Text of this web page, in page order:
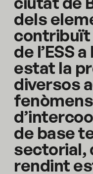
dels
contribuït
de l’ESS
estat la
diversos
fenòmens
de base
sectorial,
rendint